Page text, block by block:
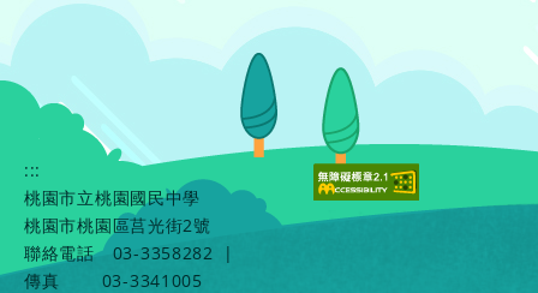
:::
桃園市立桃園國民中學
桃園市桃園區莒光街2號
聯絡電話
03-3358282
|
傳真
03-3341005